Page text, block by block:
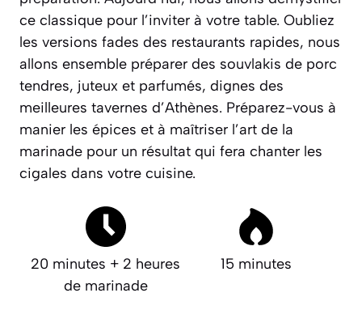
ce classique pour l’inviter à votre table. Oubliez
les versions fades des restaurants rapides, nous
allons ensemble préparer des souvlakis de porc
tendres, juteux et parfumés, dignes des
meilleures tavernes d’Athènes. Préparez-vous à
manier les épices et à maîtriser l’art de la
marinade pour un résultat qui fera chanter les
cigales dans votre cuisine.
20 minutes + 2 heures
de marinade
15 minutes